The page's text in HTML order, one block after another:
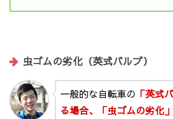
虫ゴムの劣化（英式バルブ）
一般的な自転車の 「英式
る場合、「虫ゴムの劣化